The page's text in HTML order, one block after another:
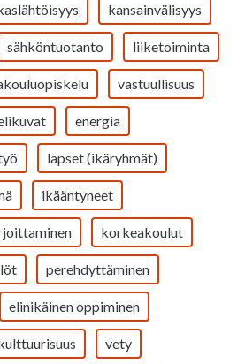
kansainvälisyys
sähköntuotanto liiketoiminta
vastuullisuus
energia
lapset (ikäryhmät)
ikääntyneet
korkeakoulut
perehdyttäminen
elinikäinen oppiminen
vety